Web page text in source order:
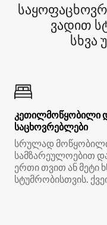
ვადით
სხვა
კეთილმოწყობილი
საცხოვრებლები
სრულად
სამზარეულოებით
ერთი თვით ან
სტუმრობისთვის.